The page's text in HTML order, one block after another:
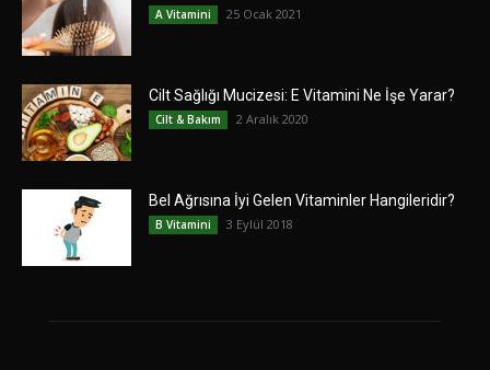
A Vitamini 25 Ocak 2021
Cilt Sağlığı Mucizesi: E Vitamini Ne İşe Yarar?
Cilt & Bakım 2 Aralık 2020
Bel Ağrısına İyi Gelen Vitaminler Hangileridir?
B Vitamini 3 Eylül 2018